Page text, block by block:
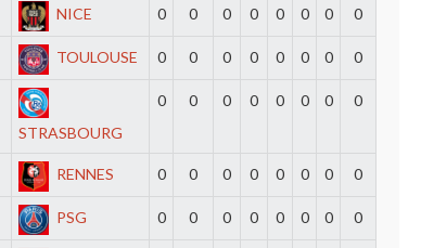
NICE 0 0 0 0 0 0 0 0
TOULOUSE 0 0 0 0 0 0 0 0
STRASBOURG
0 0 0 0 0 0 0 0
RENNES 0 0 0 0 0 0 0 0
PSG 0 0 0 0 0 0 0 0